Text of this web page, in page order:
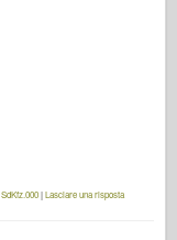
SdKfz.000|Lasciare una risposta